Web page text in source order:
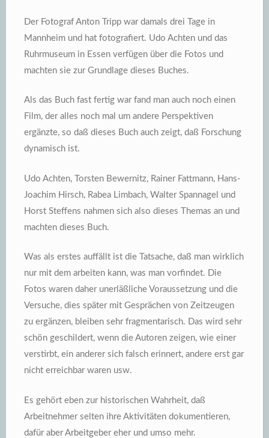
Der Fotograf Anton Tripp war damals drei Tage in
Mannheim und hat fotografiert. Udo Achten und das
Ruhrmuseum in Essen verfügen über die Fotos und
machten sie zur Grundlage dieses Buches.
Als das Buch fast fertig war fand man auch noch einen
Film, der alles noch mal um andere Perspektiven
ergänzte, so daß dieses Buch auch zeigt, daß Forschung
dynamisch ist.
Udo Achten, Torsten Bewernitz, Rainer Fattmann, Hans-
Joachim Hirsch, Rabea Limbach, Walter Spannagel und
Horst Steffens nahmen sich also dieses Themas an und
machten dieses Buch.
Was als erstes auffällt ist die Tatsache, daß man wirklich
nur mit dem arbeiten kann, was man vorfindet. Die
Fotos waren daher unerläßliche Voraussetzung und die
Versuche, dies später mit Gesprächen von Zeitzeugen
zu ergänzen, bleiben sehr fragmentarisch. Das wird sehr
schön geschildert, wenn die Autoren zeigen, wie einer
verstirbt, ein anderer sich falsch erinnert, andere erst gar
nicht erreichbar waren usw.
Es gehört eben zur historischen Wahrheit, daß
Arbeitnehmer selten ihre Aktivitäten dokumentieren,
dafür aber Arbeitgeber eher und umso mehr.